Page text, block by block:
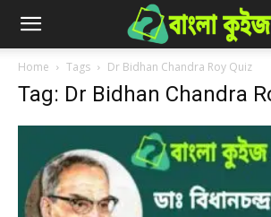
Home Tags Dr Bidhan Chandra Roy Quiz
Tag: Dr Bidhan Chandra